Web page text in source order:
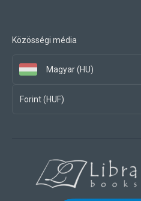
Közösségi média
Magyar (HU)
Forint (HUF)